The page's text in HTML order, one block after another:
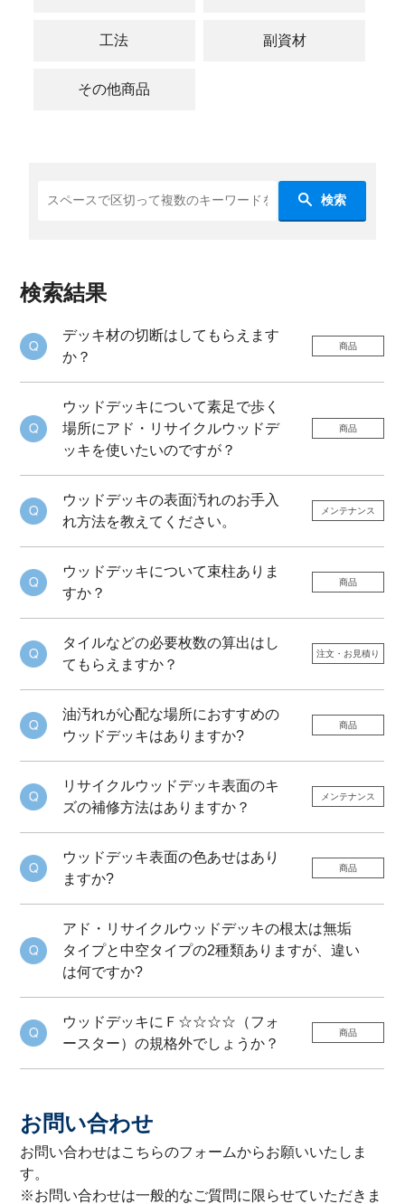
工法 副資材
その他商品
検索
検索結果
デッキ材の切断はしてもらえます
か？
商品
ウッドデッキについて素足で歩く
場所にアド・リサイクルウッドデ
ッキを使いたいのですが？
商品
ウッドデッキの表面汚れのお手入
れ方法を教えてください。
メンテナンス
ウッドデッキについて束柱ありま
すか？
商品
タイルなどの必要枚数の算出はし
てもらえますか？
注文・お見積り
油汚れが心配な場所におすすめの
ウッドデッキはありますか?
商品
リサイクルウッドデッキ表面のキ
ズの補修方法はありますか？
メンテナンス
ウッドデッキ表面の色あせはあり
ますか?
商品
アド・リサイクルウッドデッキの根太は無垢
タイプと中空タイプの2種類ありますが、違い
は何ですか?
ウッドデッキにＦ☆☆☆☆（フォ
ースター）の規格外でしょうか？
商品
お問い合わせ
お問い合わせはこちらのフォームからお願いいたしま
す。
※お問い合わせは一般的なご質問に限らせていただきま